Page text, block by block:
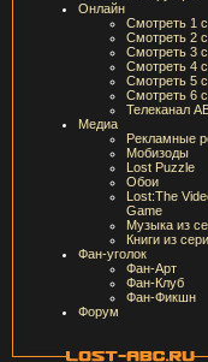
Онлайн
Смотреть 1
Смотреть 2
Смотреть 3
Смотреть 4
Смотреть 5
Смотреть 6
Телеканал
Медиа
Рекламные
Мобизоды
Lost Puzzle
Обои
Lost:The
Game
Музыка из
Книги из
Фан-уголок
Фан-Арт
Фан-Клуб
Фан-Фикшн
Форум